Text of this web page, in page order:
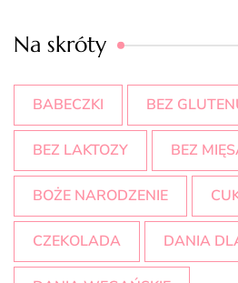
Na skróty
BABECZKI BEZ
BEZ LAKTOZY BEZ
BOŻE NARODZENIE
CZEKOLADA DANIA